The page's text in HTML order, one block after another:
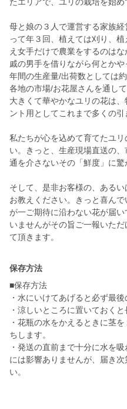
母と娘の３人で運営する家族
って年３回、植えては刈り、
え女手だけで農業をするのは
戚の男手を借りながら何とか
年間の生産量/出荷数としては
各地の市場/お花屋さんを通し
大きくて華やかなユリの花は
ント用としてこれまで多くの引
私たちが心を込めて育てたユ
い。きっと、生産現場直送の
通を介さないその「鮮度」に驚
そして、是非お客様の、ある
お教えください。きっと喜ん
が一ご期待に沿わない花が届
いませんがその旨ご一報いた
て頂きます。
保存方法
■保存方法
・水にいけてあげると必ず最
・涼しいところに置いておくと
・花瓶の水をかえるときに茎
ちします。
・発送の直前まで十分に水を
には影響ありませんが、届き
い。